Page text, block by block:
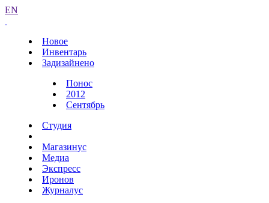
EN
Новое
Инвентарь
Задизайнено
Понос
2012
Сентябрь
Студия
Магазинус
Медиа
Экспресс
Иронов
Журналус